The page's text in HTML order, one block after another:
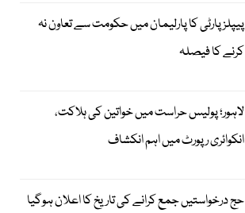
پیپلزپارٹی کا پارلیمان میں حکومت سے تعاون نہ
کرنے کا فیصلہ
لاہور؛ پولیس حراست میں خواتین کی ہلاکت،
انکوائری رپورٹ میں اہم انکشاف
حج درخواستیں جمع کرانے کی تاریخ کا اعلان ہوگیا